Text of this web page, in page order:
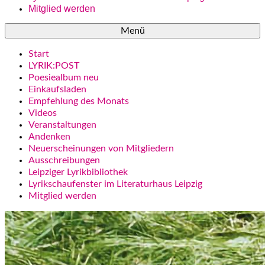
Mitglied werden
Menü
Start
LYRIK:POST
Poesiealbum neu
Einkaufsladen
Empfehlung des Monats
Videos
Veranstaltungen
Andenken
Neuerscheinungen von Mitgliedern
Ausschreibungen
Leipziger Lyrikbibliothek
Lyrikschaufenster im Literaturhaus Leipzig
Mitglied werden